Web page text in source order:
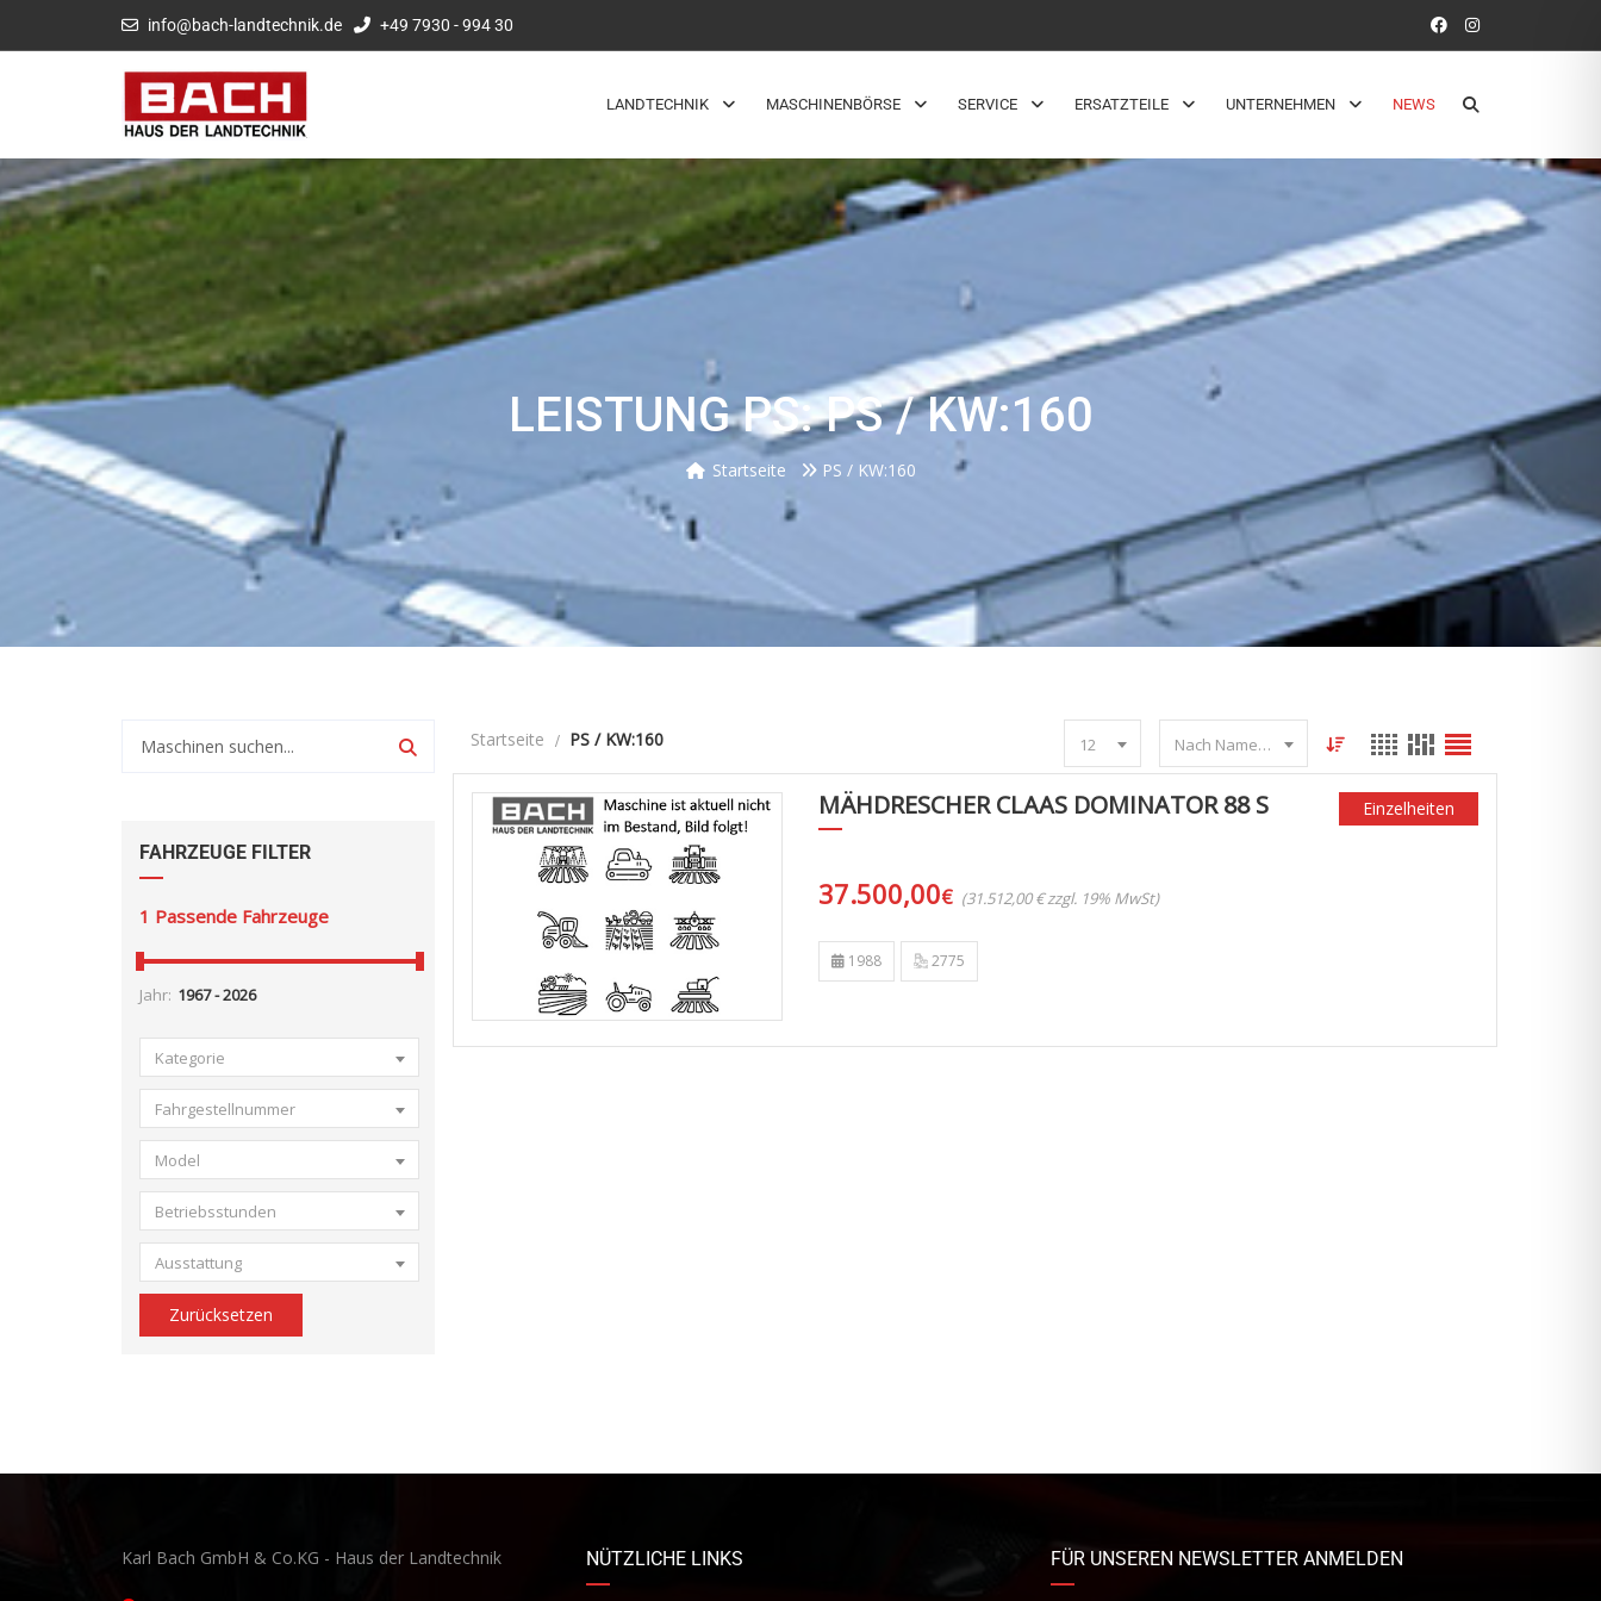
info@bach-landtechnik.de +49 7930 - 994 30
LANDTECHNIK MASCHINENBÖRSE SERVICE ERSATZTEILE UNTERNEHMEN NEWS
LEISTUNG PS: PS / KW:160
Startseite PS / KW:160
FAHRZEUGE FILTER
1 Passende Fahrzeuge
Jahr:
Kategorie
Fahrgestellnummer
Model
Betriebsstunden
Ausstattung
Zurücksetzen
Startseite PS / KW:160 12 Nach Name sortieren
MÄHDRESCHER CLAAS DOMINATOR 88 S
37.500,00€ (31.512,00 € zzgl. 19% MwSt)
Einzelheiten
1988 2775
Karl Bach GmbH & Co.KG - Haus der Landtechnik NÜTZLICHE LINKS FÜR UNSEREN NEWSLETTER ANMELDEN